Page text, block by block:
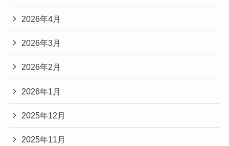
2026年4月
2026年3月
2026年2月
2026年1月
2025年12月
2025年11月